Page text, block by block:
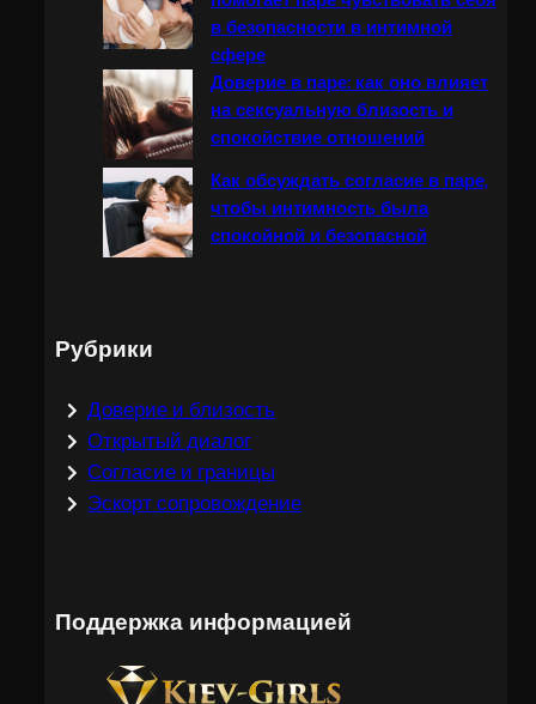
в безопасности в интимной
сфере
Доверие в паре: как оно влияет
на сексуальную близость и
спокойствие отношений
Как обсуждать согласие в паре,
чтобы интимность была
спокойной и безопасной
Рубрики
Доверие и близость
Открытый диалог
Согласие и границы
Эскорт сопровождение
Поддержка информацией